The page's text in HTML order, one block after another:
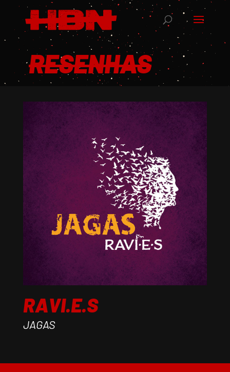
RESENHAS
RAVI.E.S
JAGAS